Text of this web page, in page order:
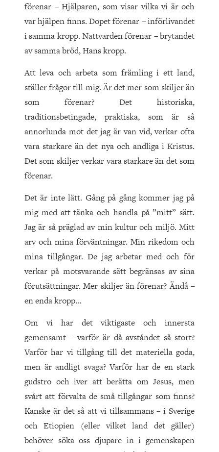
förenar – Hjälparen, som visar vilka vi är och
var hjälpen finns. Dopet förenar – införlivandet
i samma kropp. Nattvarden förenar – brytandet
av samma bröd, Hans kropp.
Att leva och arbeta som främling i ett land,
ställer frågor till mig. Är det mer som skiljer än
som förenar? Det historiska,
traditionsbetingade, praktiska, som är så
annorlunda mot det jag är van vid, verkar ofta
vara starkare än det nya och andliga i Kristus.
Det som skiljer verkar vara starkare än det som
förenar.
Det är inte lätt. Gång på gång kommer jag på
mig med att tänka och handla på ”mitt” sätt.
Jag är så präglad av min kultur och miljö. Mitt
arv och mina förväntningar. Min rikedom och
mina tillgångar. De jag arbetar med och för
verkar på motsvarande sätt begränsas av sina
förutsättningar. Mer skiljer än förenar? Ändå –
en enda kropp…
Om vi har det viktigaste och innersta
gemensamt – varför är då avståndet så stort?
Varför har vi tillgång till det materiella goda,
men är andligt svaga? Varför har de en stark
gudstro och iver att berätta om Jesus, men
svårt att förvalta de små tillgångar som finns?
Kanske är det så att vi tillsammans – i Sverige
och Etiopien (eller vilket land det gäller)
behöver söka oss djupare in i gemenskapen